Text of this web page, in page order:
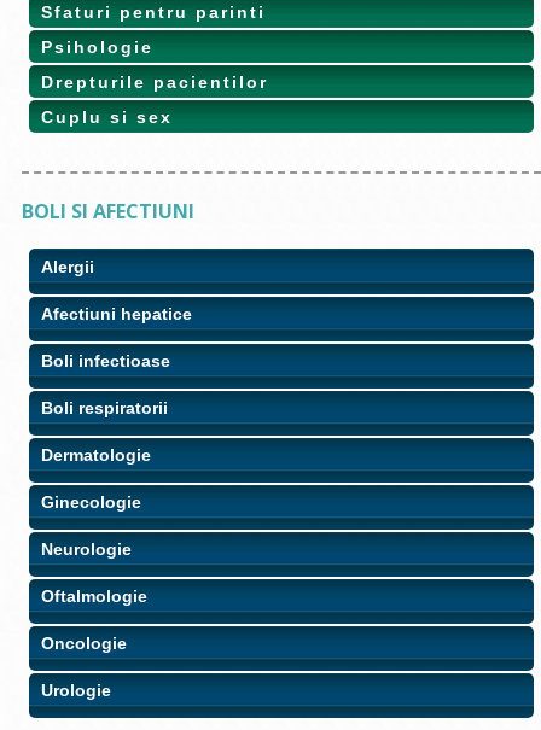
Sfaturi pentru parinti
Psihologie
Drepturile pacientilor
Cuplu si sex
BOLI SI AFECTIUNI
Alergii
Afectiuni hepatice
Boli infectioase
Boli respiratorii
Dermatologie
Ginecologie
Neurologie
Oftalmologie
Oncologie
Urologie